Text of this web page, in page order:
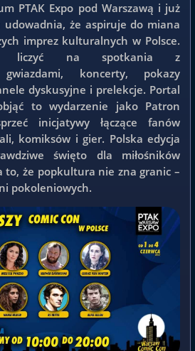
PTAK Expo pod Warszawą i już
udowadnia, że aspiruje do miana
imprez kulturalnych w Polsce.
liczyć na spotkania z
gwiazdami, koncerty, pokazy
dyskusyjne i prelekcje. Portal
to wydarzenie jako Patron
inicjatywy łączące fanów
komiksów i gier. Polska edycja
święto dla miłośników
że popkultura nie zna granic –
pokoleniowych.